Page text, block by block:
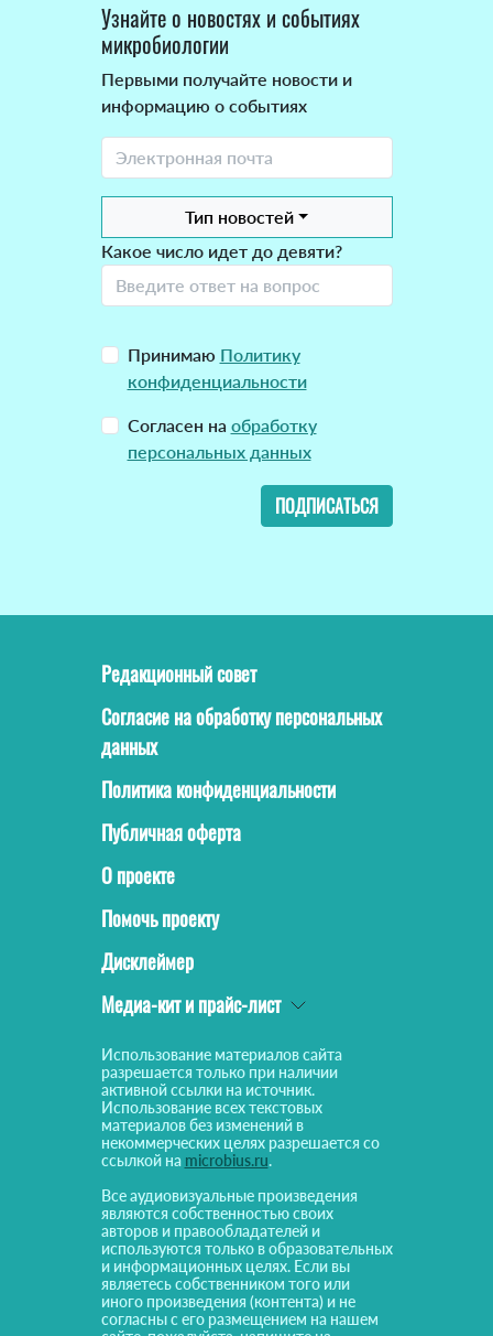
Узнайте о новостях и событиях
микробиологии
Первыми получайте новости и
информацию о событиях
Тип новостей
Какое число идет до девяти?
Принимаю Политику
конфиденциальности
Согласен на обработку
персональных данных
ПОДПИСАТЬСЯ
Редакционный совет
Согласие на обработку персональных
данных
Политика конфиденциальности
Публичная оферта
О проекте
Помочь проекту
Дисклеймер
Медиа-кит и прайс-лист
Использование материалов сайта
разрешается только при наличии
активной ссылки на источник.
Использование всех текстовых
материалов без изменений в
некоммерческих целях разрешается со
ссылкой на microbius.ru.
Все аудиовизуальные произведения
являются собственностью своих
авторов и правообладателей и
используются только в образовательных
и информационных целях. Если вы
являетесь собственником того или
иного произведения (контента) и не
согласны с его размещением на нашем